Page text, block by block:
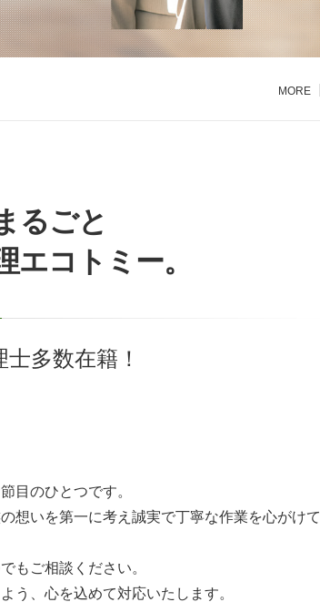
MORE
るごと
コトミー。
多数在籍！
目のひとつです。
想いを第一に考え誠実で丁寧な作業を心がけて
もご相談ください。
う、心を込めて対応いたします。